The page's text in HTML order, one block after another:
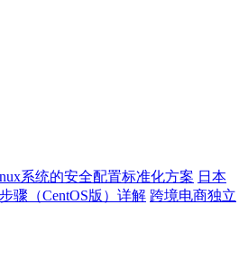
系统的安全配置标准化方案 日本
骤（CentOS版）详解 跨境电商独立